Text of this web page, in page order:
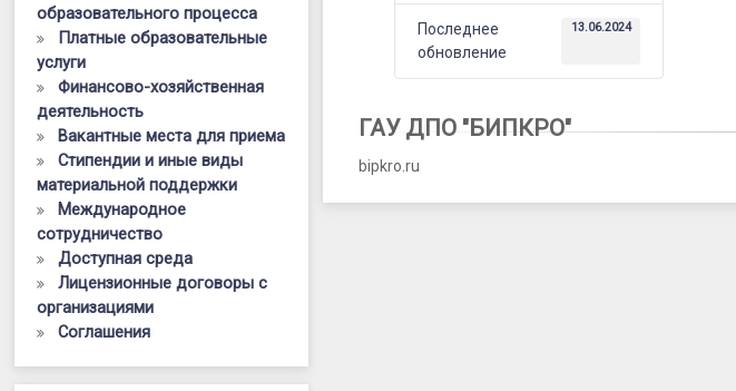
Антошка
Брянск
Последнее
обновление
13.06.2024
ГАУ ДПО "БИПКРО"
bipkro.ru
образовательного процесса
Платные образовательные
услуги
Финансово-хозяйственная
деятельность
Вакантные места для приема
Стипендии и иные виды
материальной поддержки
Международное
сотрудничество
Доступная среда
Лицензионные договоры с
организациями
Соглашения